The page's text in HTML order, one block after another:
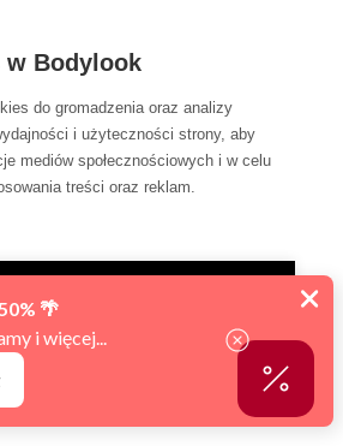
Bodylook
do gromadzenia oraz analizy
i użyteczności strony, aby
mediów społecznościowych i w celu
treści oraz reklam.
WSZYSTKIE
ustawieniami
Huber Wool Performance 016487